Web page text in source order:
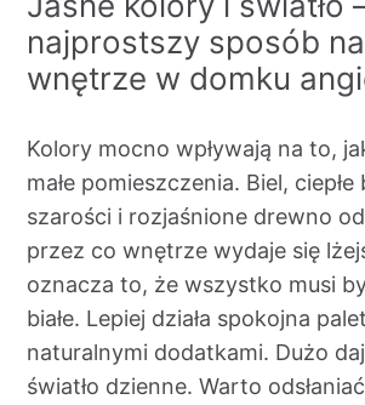
najprostszy sposób
wnętrze w domku
Kolory mocno wpływają na to,
małe pomieszczenia. Biel, ciepłe
szarości i rozjaśnione drewno
przez co wnętrze wydaje się
oznacza to, że wszystko musi
białe. Lepiej działa spokojna
naturalnymi dodatkami. Dużo
światło dzienne. Warto